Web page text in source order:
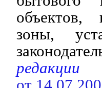
объектов,
зоны,